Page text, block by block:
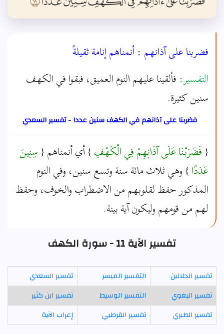
فضربنا على آذانهم : أنمناهم إنامة ثقيلةً
التفسير: فألقينا عليهم النوم العميق، فبقوا في الكهف
سنين كثيرة.
فضربنا على آذانهم في الكهف سنين عددا - تفسير السعدي
{فَضَرَبْنَا عَلَى آذَانِهِمْ فِي الْكَهْفِ} أي أنمناهم {سِنِينَ
عَدَدًا} وهي ثلاث مائة سنة وتسع سنين، وفي النوم
المذكور حفظ لقلوبهم من الاضطراب والخوف، وحفظ
لهم من قومهم وليكون آية بينة.
تفسير الآية 11 - سورة الكهف
تفسير الجلالين التفسير الميسر
تفسير السعدي
تفسير البغوي
التفسير الوسيط
تفسير ابن كثير
تفسير الطبري
تفسير القرطبي إعراب الآية